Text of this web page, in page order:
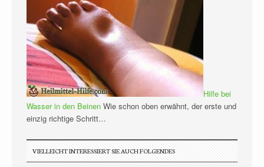
Hilfe bei
Wasser in den Beinen Wie schon oben erwähnt, der erste und
einzig richtige Schritt…
VIELLEICHT INTERESSIERT SIE AUCH FOLGENDES